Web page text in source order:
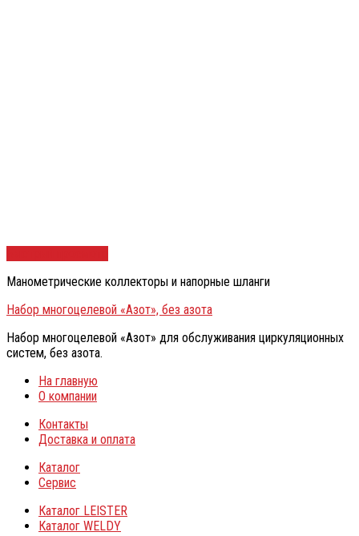
Манометрические коллекторы и напорные шланги
Набор многоцелевой «Азот», без азота
Набор многоцелевой «Азот» для обслуживания циркуляционных
систем, без азота.
На главную
О компании
Контакты
Доставка и оплата
Каталог
Сервис
Каталог LEISTER
Каталог WELDY